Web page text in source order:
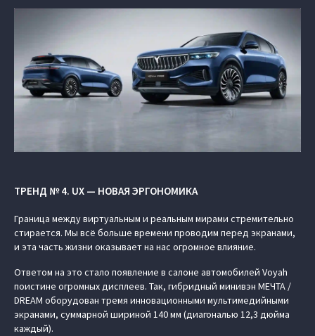
ТРЕНД № 4. UX — НОВАЯ ЭРГОНОМИКА
Граница между виртуальным и реальным мирами стремительно
стирается. Мы всё больше времени проводим перед экранами,
и эта часть жизни оказывает на нас огромное влияние.
Ответом на это стало появление в салоне автомобилей Voyah
поистине огромных дисплеев. Так, гибридный минивэн МЕЧТА /
DREAM оборудован тремя инновационными мультимедийными
экранами, суммарной шириной 140 мм (диагональю 12,3 дюйма
каждый).